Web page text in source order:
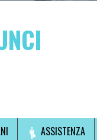
ASSISTENZA